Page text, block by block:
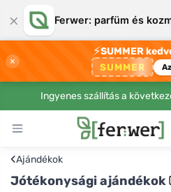
× Ferwer: parfüm és
×
⚡SUMMER
SUMMER
Ingyenes szállítás a
‹Ajándékok
Jótékonysági ajándékok